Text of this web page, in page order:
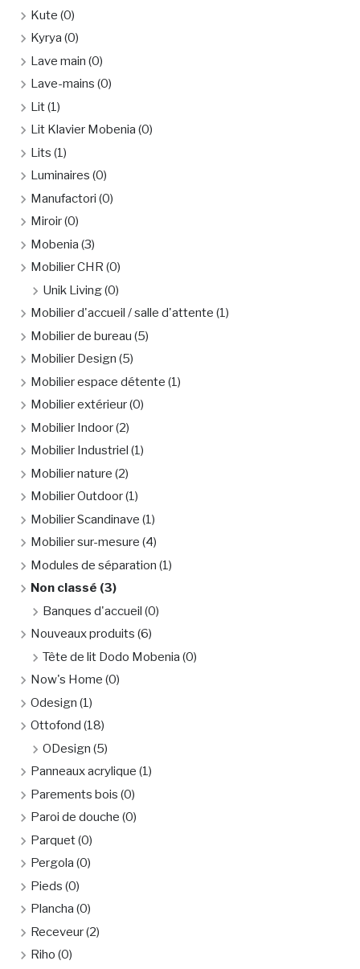
Kute (0)
Kyrya (0)
Lave main (0)
Lave-mains (0)
Lit(1)
Lit Klavier Mobenia (0)
Lits (1)
Luminaires (0)
Manufactori (0)
Miroir(0)
Mobenia (3)
Mobilier CHR (0)
Unik Living(0)
Mobilier d'accueil / salle d'attente (1)
Mobilier de bureau (5)
Mobilier Design (5)
Mobilier espace détente (1)
Mobilier extérieur(0)
Mobilier Indoor(2)
Mobilier Industriel (1)
Mobilier nature (2)
Mobilier Outdoor(1)
Mobilier Scandinave (1)
Mobilier sur-mesure (4)
Modules de séparation (1)
Non classé (3)
Banques d'accueil (0)
Nouveaux produits (6)
Tête de lit Dodo Mobenia (0)
Now's Home (0)
Odesign (1)
Ottofond (18)
ODesign (5)
Panneaux acrylique (1)
Parements bois (0)
Paroi de douche (0)
Parquet(0)
Pergola (0)
Pieds (0)
Plancha (0)
Receveur(2)
Riho (0)